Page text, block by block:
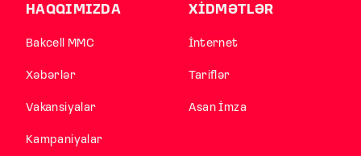
HAQQIMIZDA
Bakcell MMC
Xəbərlər
Vakansiyalar
Kampaniyalar
XİDMƏTLƏR
İnternet
Tariflər
Asan İmza